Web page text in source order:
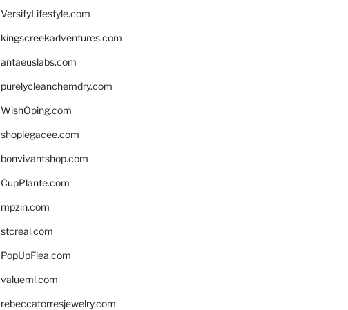
VersifyLifestyle.com
kingscreekadventures.com
antaeuslabs.com
purelycleanchemdry.com
WishOping.com
shoplegacee.com
bonvivantshop.com
CupPlante.com
mpzin.com
stcreal.com
PopUpFlea.com
valueml.com
rebeccatorresjewelry.com